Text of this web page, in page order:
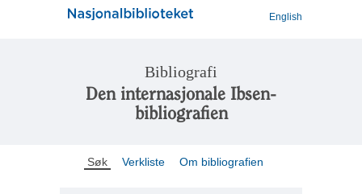
English
Bibliografi
Den internasjonale Ibsen-
bibliografien
Søk Verkliste Om bibliografien